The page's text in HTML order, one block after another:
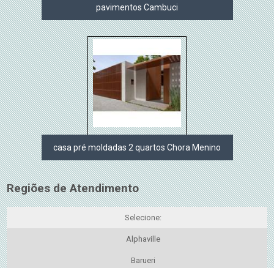
pavimentos Cambuci
casa pré moldadas 2 quartos Chora Menino
Regiões de Atendimento
Selecione:
Alphaville
Barueri